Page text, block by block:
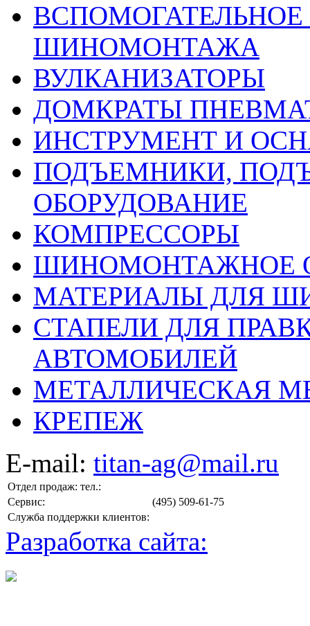
ШИНОМОНТАЖА
ВУЛКАНИЗАТОРЫ
ДОМКРАТЫ
ИНСТРУМЕНТ И
ПОДЪЕМНИКИ,
ОБОРУДОВАНИЕ
КОМПРЕССОРЫ
ШИНОМОНТАЖНОЕ
МАТЕРИАЛЫ ДЛЯ
СТАПЕЛИ ДЛЯ
АВТОМОБИЛЕЙ
МЕТАЛЛИЧЕСКАЯ
КРЕПЕЖ
E-mail: titan-ag@mail.ru
Отдел продаж: тел.:
(495) 509-61-75
Сервис:
Служба поддержки клиентов:
Разработка сайта: